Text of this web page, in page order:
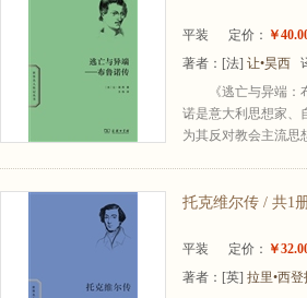
平装 定价： ￥
著者： [法] 让•昊西
《逃亡与异端
诺是意大利思想家、
为其反对教会主流思
托克维尔传 / 共1
平装 定价： ￥
著者： [英] 拉里•西